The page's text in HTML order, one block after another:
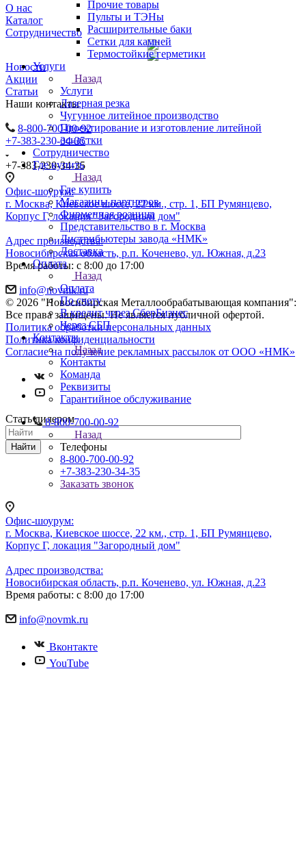
Прочие товары
Пульты и ТЭНы
Расширительные баки
Сетки для камней
Термостойкие герметики
Услуги
Назад
Услуги
Лазерная резка
Чугунное литейное производство
Проектирование и изготовление литейной
оснастки
Сотрудничество
Где купить
Назад
Где купить
Магазины партнеров
Фирменная розница
Представительство в г. Москва
Дистрибьютеры завода «НМК»
Доставка
Оплата
Назад
Оплата
По счету
В кредит через СберБизнес
Через СБП
Контакты
Назад
Контакты
Команда
Реквизиты
Гарантийное обслуживание
8-800-700-00-92
Назад
Телефоны
8-800-700-00-92
+7-383-230-34-35
Заказать звонок
Офис-шоурум:
г. Москва, Киевское шоссе, 22 км., стр. 1, БП Румянцево,
Корпус Г, локация "Загородный дом"
Адрес производства:
Новосибирская область, р.п. Коченево, ул. Южная, д.23
Время работы: с 8:00 до 17:00
info@novmk.ru
Вконтакте
YouTube
О нас
Каталог
Сотрудничество
Новости
Акции
Статьи
Наши контакты
8-800-700-00-92
+7-383-230-34-35
+7-383-230-34-35
Офис-шоурум:
г. Москва, Киевское шоссе, 22 км., стр. 1, БП Румянцево,
Корпус Г, локация "Загородный дом"
Адрес производства:
Новосибирская область, р.п. Коченево, ул. Южная, д.23
Время работы: с 8:00 до 17:00
info@novmk.ru
© 2026 "Новосибирская Металлообрабатывающая компания":
Все права защищены. Не является публичной офертой.
Политика обработки персональных данных
Политика конфиденциальности
Согласие на получение рекламных рассылок от ООО «НМК»
Стать дилером
Найти